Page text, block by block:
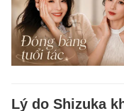
Lý do Shizuka